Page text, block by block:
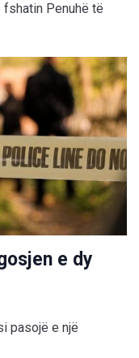
fshatin Penuhë të
e dy
pasojë e një